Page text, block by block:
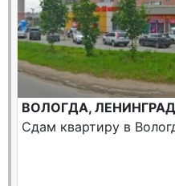
ВОЛОГДА,
Сдам квартиру в